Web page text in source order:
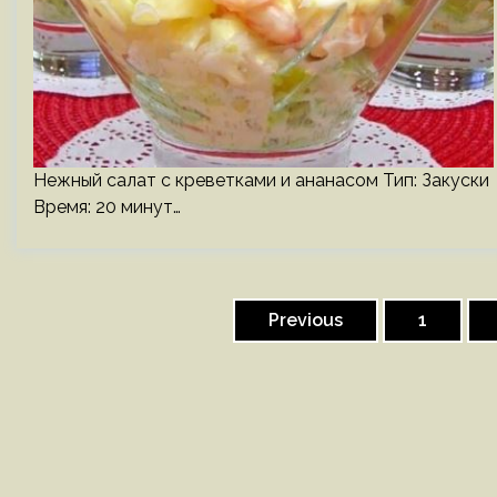
Нежный салат с креветками и ананасом Тип: Закуски
Время: 20 минут…
Previous 1